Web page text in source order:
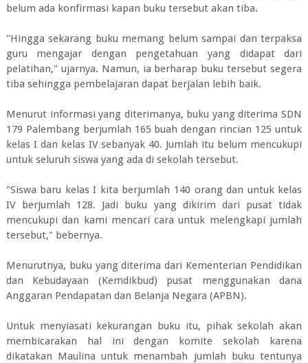
belum ada konfirmasi kapan buku tersebut akan tiba.
"Hingga sekarang buku memang belum sampai dan terpaksa
guru mengajar dengan pengetahuan yang didapat dari
pelatihan," ujarnya. Namun, ia berharap buku tersebut segera
tiba sehingga pembelajaran dapat berjalan lebih baik.
Menurut informasi yang diterimanya, buku yang diterima SDN
179 Palembang berjumlah 165 buah dengan rincian 125 untuk
kelas I dan kelas IV sebanyak 40. Jumlah itu belum mencukupi
untuk seluruh siswa yang ada di sekolah tersebut.
"Siswa baru kelas I kita berjumlah 140 orang dan untuk kelas
IV berjumlah 128. Jadi buku yang dikirim dari pusat tidak
mencukupi dan kami mencari cara untuk melengkapi jumlah
tersebut," bebernya.
Menurutnya, buku yang diterima dari Kementerian Pendidikan
dan Kebudayaan (Kemdikbud) pusat menggunakan dana
Anggaran Pendapatan dan Belanja Negara (APBN).
Untuk menyiasati kekurangan buku itu, pihak sekolah akan
membicarakan hal ini dengan komite sekolah karena
dikatakan Maulina untuk menambah jumlah buku tentunya